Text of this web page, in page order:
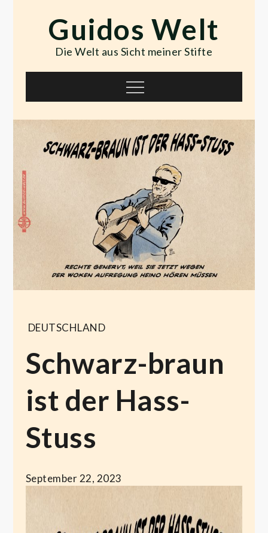
contentGuidos Welt
Die Welt aus Sicht meiner Stifte
Menu
DEUTSCHLAND
Schwarz-braun
ist der Hass-
Stuss
September 22, 2023